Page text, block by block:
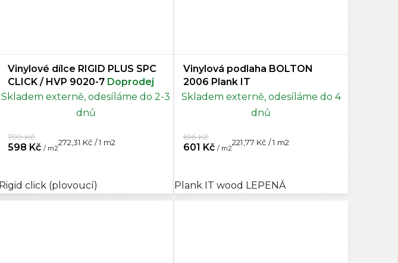
Vinylové dílce RIGID PLUS SPC
CLICK / HVP 9020-7 Doprodej
Skladem externě, odesíláme do 2-3
dnů
598 Kč / m2
799 Kč
Měrná
cena:
272,31 Kč / 1 m2
Rigid click (plovoucí)
Vinylová podlaha BOLTON
2006 Plank IT
Skladem externě, odesíláme do 4
dnů
601 Kč / m2
616 Kč
Měrná
cena:
221,77 Kč / 1 m2
Plank IT wood LEPENÁ